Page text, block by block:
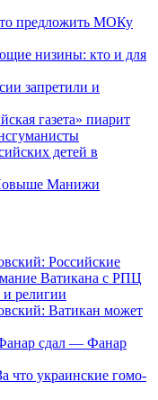
предложить МОКу
низины: кто и для
запретили и
газета» пиарит
детей в
Манижи
Российские
Ватикана с РПЦ
религии
Ватикан может
сдал — Фанар
что украинские гомо-